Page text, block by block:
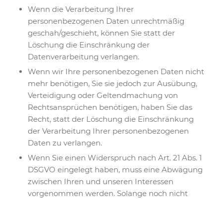
Wenn die Verarbeitung Ihrer
personenbezogenen Daten unrechtmäßig
geschah/geschieht, können Sie statt der
Löschung die Einschränkung der
Datenverarbeitung verlangen.
Wenn wir Ihre personenbezogenen Daten nicht
mehr benötigen, Sie sie jedoch zur Ausübung,
Verteidigung oder Geltendmachung von
Rechtsansprüchen benötigen, haben Sie das
Recht, statt der Löschung die Einschränkung
der Verarbeitung Ihrer personenbezogenen
Daten zu verlangen.
Wenn Sie einen Widerspruch nach Art. 21 Abs. 1
DSGVO eingelegt haben, muss eine Abwägung
zwischen Ihren und unseren Interessen
vorgenommen werden. Solange noch nicht